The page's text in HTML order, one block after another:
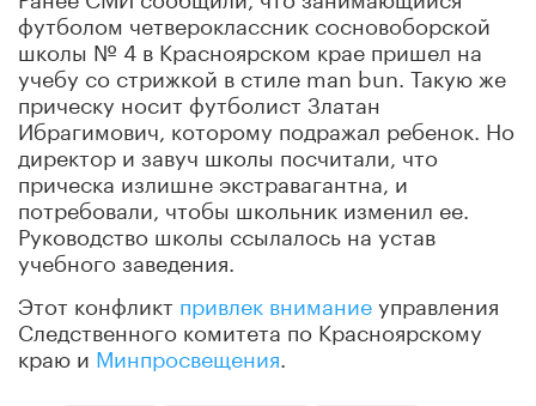
футболом четвероклассник сосновоборской
школы № 4 в Красноярском крае пришел на
учебу со стрижкой в стиле man bun. Такую же
прическу носит футболист Златан
Ибрагимович, которому подражал ребенок. Но
директор и завуч школы посчитали, что
прическа излишне экстравагантна, и
потребовали, чтобы школьник изменил ее.
Руководство школы ссылалось на устав
учебного заведения.
Этот конфликт привлек вниманиеуправления
Следственного комитета по Красноярскому
краю и Минпросвещения